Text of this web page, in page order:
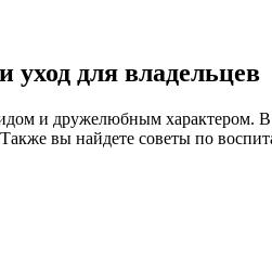
уход для владельцев
и дружелюбным характером. В
вы найдете советы по